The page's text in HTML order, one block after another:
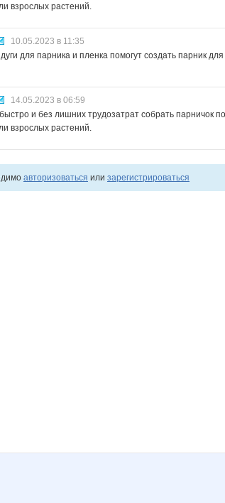
взрослых растений.
10.05.2023 в 11:35
для парника и пленка помогут создать парник
14.05.2023 в 06:59
и без лишних трудозатрат собрать парничок
взрослых растений.
авторизоваться или зарегистрироваться